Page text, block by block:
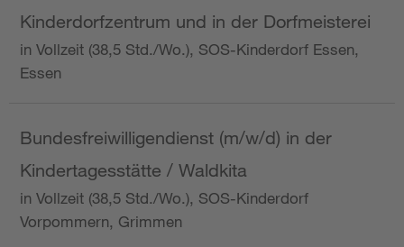
Kinderdorfzentrum und in der Dorfmeisterei
in Vollzeit (38,5 Std./Wo.), SOS-Kinderdorf Essen,
Essen
Bundesfreiwilligendienst (m/w/d) in der
Kindertagesstätte / Waldkita
in Vollzeit (38,5 Std./Wo.), SOS-Kinderdorf
Vorpommern, Grimmen